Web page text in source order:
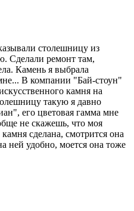
столешницу из
Сделали ремонт там,
Камень я выбрала
В компании "Бай-стоун"
камня на
такую я давно
его цветовая гамма мне
не скажешь, что моя
сделана, смотрится она
ней удобно, моется она тоже